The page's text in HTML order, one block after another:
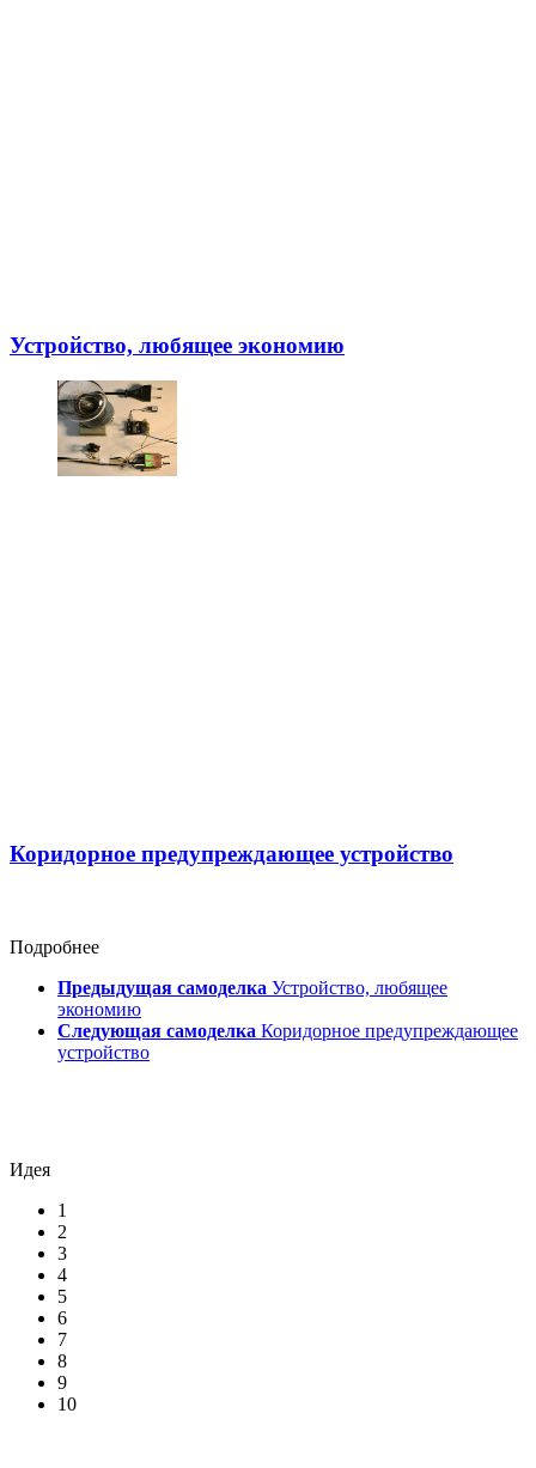
Устройство, любящее экономию
Коридорное предупреждающее устройство
Подробнее
Предыдущая самоделка Устройство, любящее
экономию
Следующая самоделка Коридорное предупреждающее
устройство
Идея
1
2
3
4
5
6
7
8
9
10